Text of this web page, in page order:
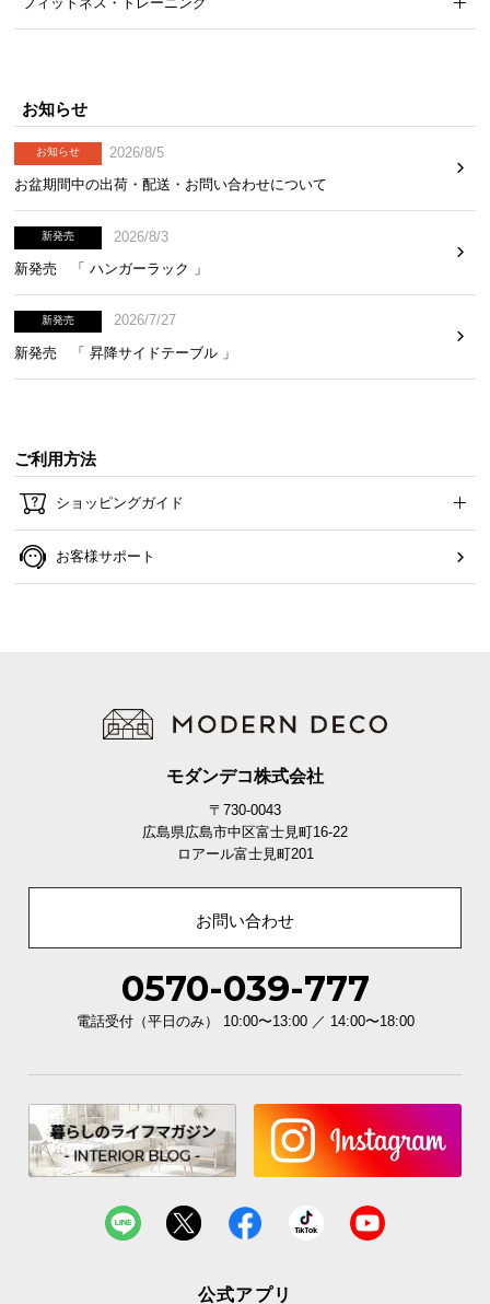
お知らせ
お知らせ
2026/8/5
お盆期間中の出荷・配送・お問い合わせについて
新発売
2026/8/3
新発売 「 ハンガーラック 」
新発売
2026/7/27
新発売 「 昇降サイドテーブル 」
ご利用方法
ショッピングガイド
お客様サポート
モダンデコ株式会社
〒730-0043
広島県広島市中区富士見町16-22
ロアール富士見町201
お問い合わせ
0570-039-777
電話受付（平日のみ） 10:00〜13:00 ／ 14:00〜18:00
公式アプリ